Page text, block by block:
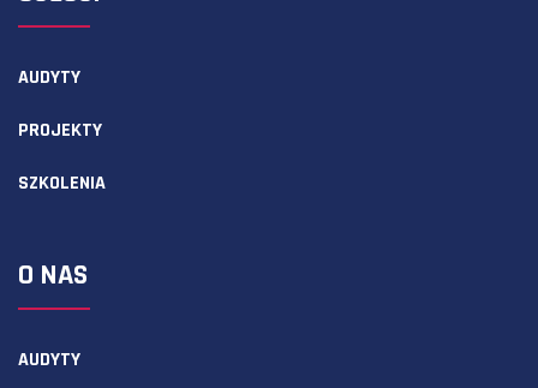
AUDYTY
PROJEKTY
SZKOLENIA
O NAS
AUDYTY